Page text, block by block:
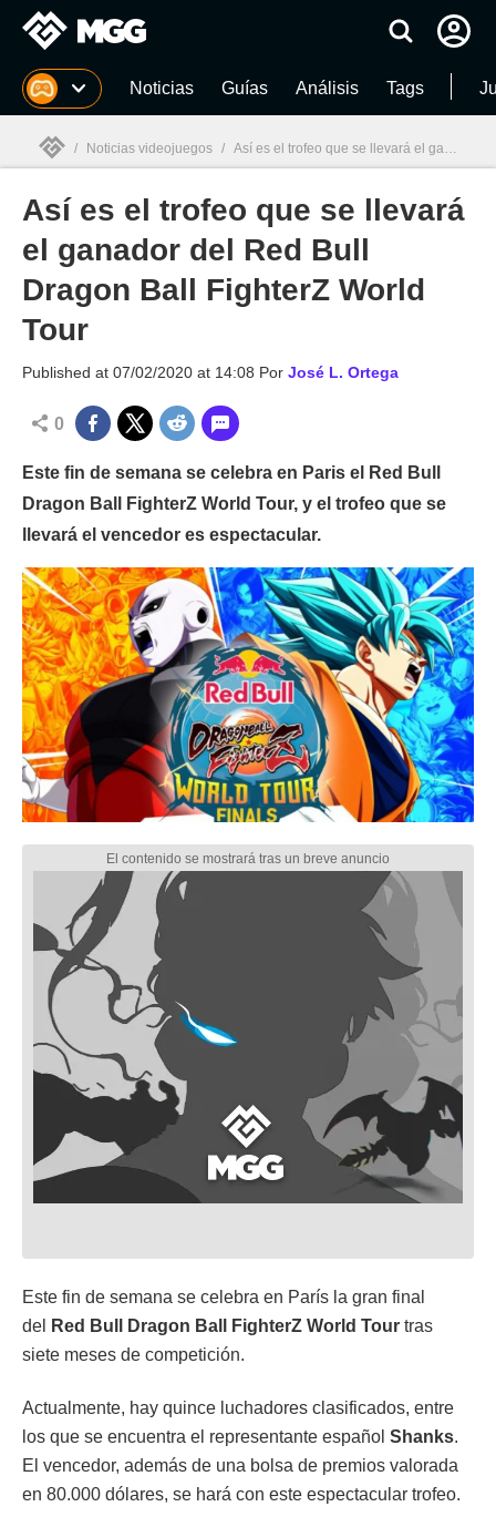
MGG Noticias Guías Análisis Tags
MGG
/ Noticias videojuegos / Así es el trofeo que se llevará el ganador del Red Bull Dragon Ball FighterZ World Tour
Así es el trofeo que se llevará
el ganador del Red Bull
Dragon Ball FighterZ World
Tour
Published at 07/02/2020 at 14:08 Por José L. Ortega
0
Este fin de semana se celebra en Paris el Red Bull
Dragon Ball FighterZ World Tour, y el trofeo que se
llevará el vencedor es espectacular.
Este fin de semana se celebra en París la gran final
del
Red Bull Dragon Ball FighterZ World Tour tras
siete meses de competición.
Actualmente, hay quince luchadores clasificados, entre
los que se encuentra el representante español Shanks.
El vencedor, además de una bolsa de premios valorada
en 80.000 dólares, se hará con este espectacular trofeo.